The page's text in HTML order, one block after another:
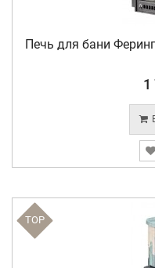
Печь для бани
1
TOP